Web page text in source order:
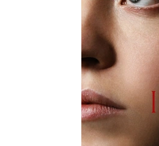
Moda e Vestuário